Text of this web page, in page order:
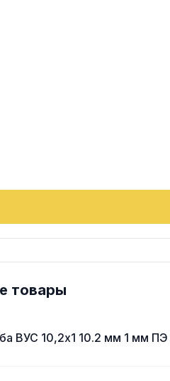
товары
ВУС 10,2х1 10.2 мм 1 мм